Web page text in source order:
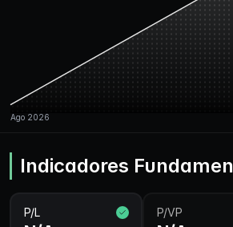
Indicadores
P/L P/VP